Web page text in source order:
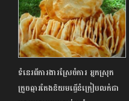
ទំនេរពីការងារស្រែចំការ អ្នកស្រុក
ក្រូចឆ្មារតែងនិយមធ្វើនំក្រៀបលក់ជា